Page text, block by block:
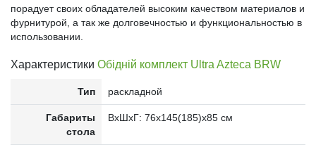
порадует своих обладателей высоким качеством материалов и
фурнитурой, а так же долговечностью и функциональностью в
использовании.
Характеристики Обідній комплект Ultra Azteca BRW
Тип раскладной
Габариты
стола
ВxШxГ: 76x145(185)х85 см